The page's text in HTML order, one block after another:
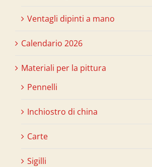
Ventagli dipinti a mano
Calendario 2026
Materiali per la pittura
Pennelli
Inchiostro di china
Carte
Sigilli